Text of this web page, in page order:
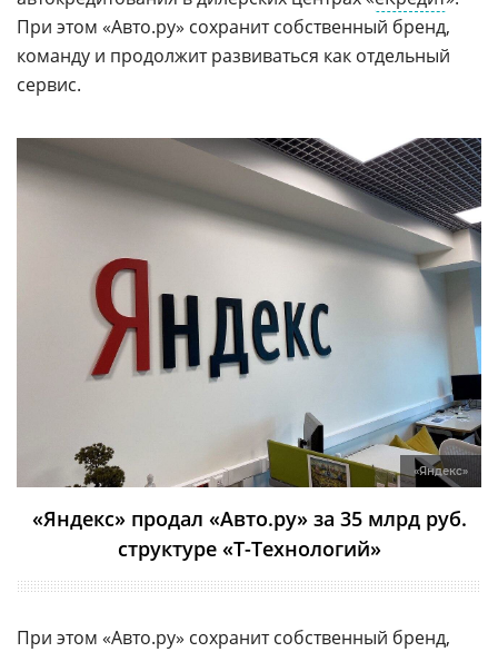
При этом «Авто.ру» сохранит собственный бренд,
команду и продолжит развиваться как отдельный
сервис.
«Яндекс»
«Яндекс» продал «Авто.ру» за 35 млрд руб.
структуре «Т-Технологий»
При этом «Авто.ру» сохранит собственный бренд,